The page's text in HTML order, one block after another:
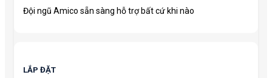
Đội ngũ Amico sẵn sàng hỗ trợ bất cứ khi nào
LẮP ĐẶT